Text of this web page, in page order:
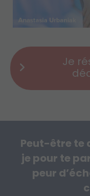
Je
Peut-être te
je pour te
peur